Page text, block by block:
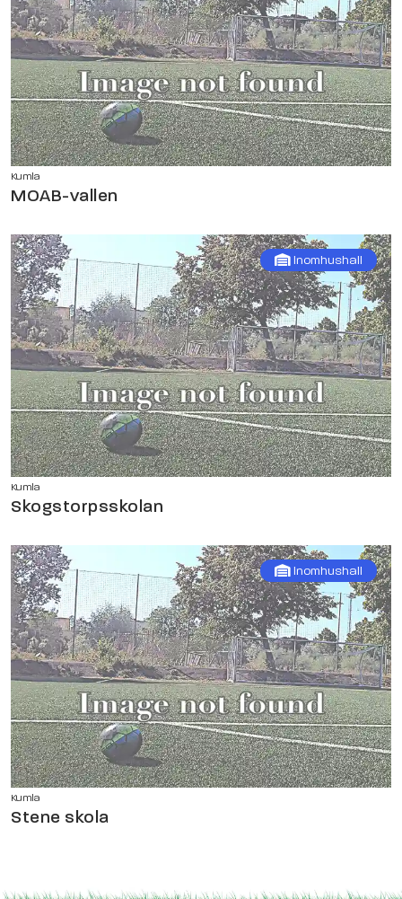
Kumla
MOAB-vallen
Inomhushall
Kumla
Skogstorpsskolan
Inomhushall
Kumla
Stene skola